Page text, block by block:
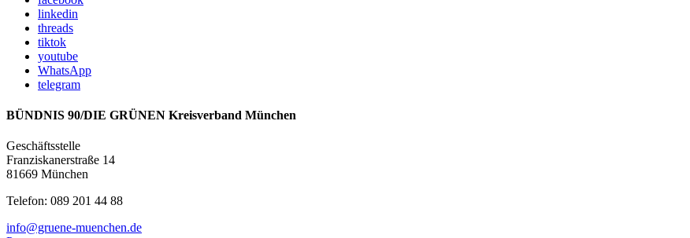
linkedin
threads
tiktok
youtube
WhatsApp
telegram
BÜNDNIS 90/DIE GRÜNEN Kreisverband München
Geschäftsstelle
Franziskanerstraße 14
81669 München
Telefon: 089 201 44 88
info@gruene-muenchen.de